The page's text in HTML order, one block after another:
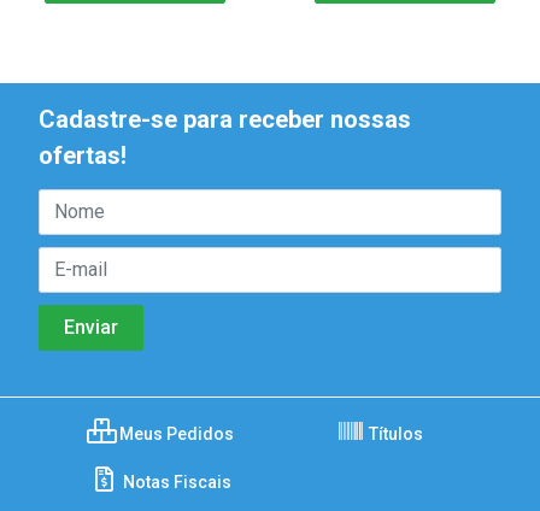
Cadastre-se para receber nossas
ofertas!
Meus Pedidos Títulos
Notas Fiscais